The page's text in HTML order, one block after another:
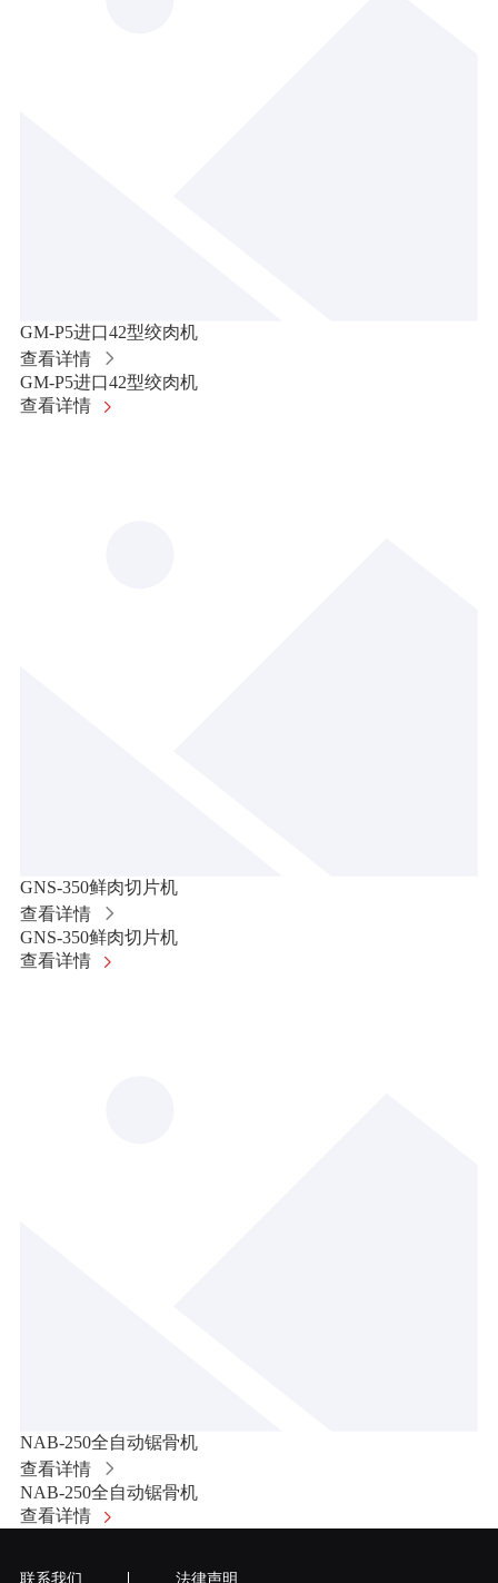
GM-P5进口42型绞肉机
查看详情
GM-P5进口42型绞肉机
查看详情
GNS-350鲜肉切片机
查看详情
GNS-350鲜肉切片机
查看详情
NAB-250全自动锯骨机
查看详情
NAB-250全自动锯骨机
查看详情
联系我们 法律声明